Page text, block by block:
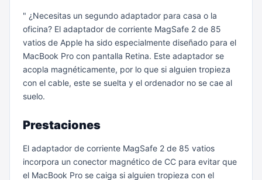
" ¿Necesitas un segundo adaptador para casa o la
oficina? El adaptador de corriente MagSafe 2 de 85
vatios de Apple ha sido especialmente diseñado para el
MacBook Pro con pantalla Retina. Este adaptador se
acopla magnéticamente, por lo que si alguien tropieza
con el cable, este se suelta y el ordenador no se cae al
suelo.
Prestaciones
El adaptador de corriente MagSafe 2 de 85 vatios
incorpora un conector magnético de CC para evitar que
el MacBook Pro se caiga si alguien tropieza con el